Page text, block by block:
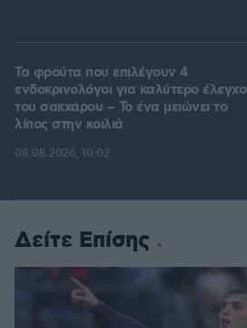
Τα φρούτα που επιλέγουν 4
ενδοκρινολόγοι για καλύτερο έλεγχο
του σακχάρου – Το ένα μειώνει το
λίπος στην κοιλιά
08.08.2026, 10:02
Δείτε Επίσης